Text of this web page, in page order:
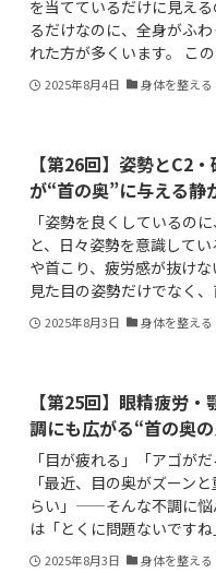
を当てているだけに見え
るだけなのに、全身がふ
れた方が多くいます。 この
2025年8月4日 身体を整える
【第26回】姿勢とC2
が“首の奥”に与える
「姿勢を良くしているの
と、日々姿勢を意識して
や首こり、疲労感が抜け
見た目の姿勢だけでなく、
2025年8月3日 身体を整える
【第25回】眼精疲労
調にも広がる“首の奥
「目が疲れる」「アゴが
「最近、目の奥がズーン
らい」——そんな不調に悩
は「とくに問題ないですね
2025年8月3日 身体を整える